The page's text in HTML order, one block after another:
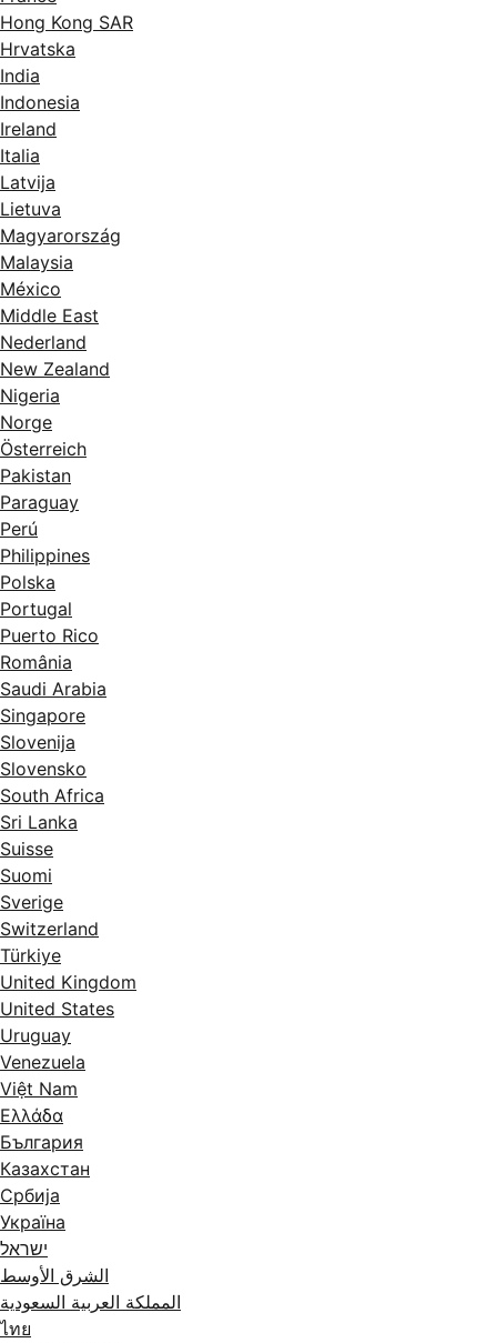
Hong Kong SAR
Hrvatska
India
Indonesia
Ireland
Italia
Latvija
Lietuva
Magyarország
Malaysia
México
Middle East
Nederland
New Zealand
Nigeria
Norge
Österreich
Pakistan
Paraguay
Perú
Philippines
Polska
Portugal
Puerto Rico
România
Saudi Arabia
Singapore
Slovenija
Slovensko
South Africa
Sri Lanka
Suisse
Suomi
Sverige
Switzerland
Türkiye
United Kingdom
United States
Uruguay
Venezuela
Việt Nam
Ελλάδα
България
Казахстан
Србија
Україна
ישראל
الشرق الأوسط
المملكة العربية السعودية
ไทย